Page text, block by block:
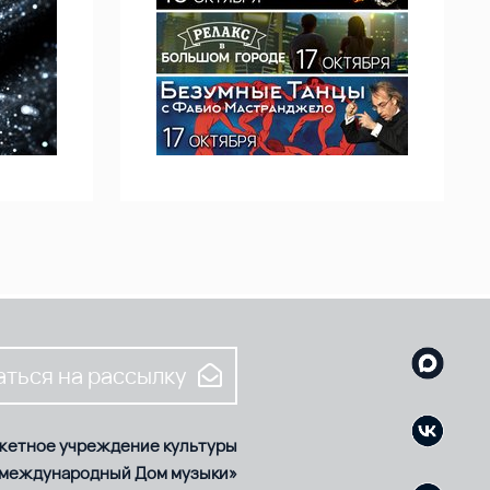
на рассылку
учреждение культуры
Дом музыки»